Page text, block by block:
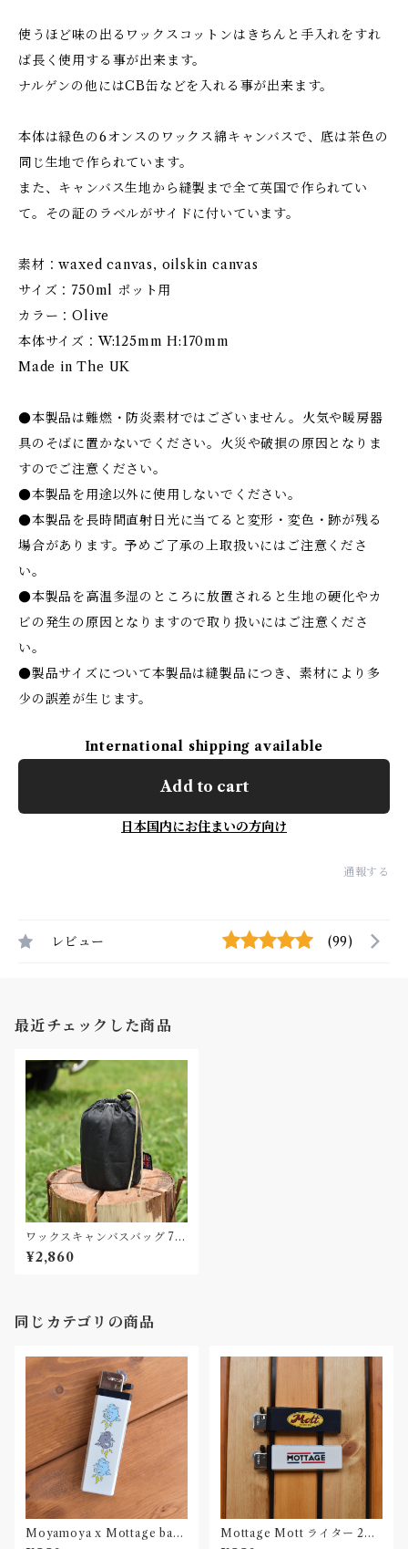
使うほど味の出るワックスコットンはきちんと手入れをすれ
ば長く使用する事が出来ます。
ナルゲンの他にはCB缶などを入れる事が出来ます。
本体は緑色の6オンスのワックス綿キャンバスで、底は茶色の
同じ生地で作られています。
また、キャンバス生地から縫製まで全て英国で作られてい
て。その証のラベルがサイドに付いています。
素材：waxed canvas, oilskin canvas
サイズ：750ml ポット用
カラー：Olive
本体サイズ：W:125mm H:170mm
Made in The UK
●本製品は難燃・防炎素材ではございません。火気や暖房器
具のそばに置かないでください。火災や破損の原因となりま
すのでご注意ください。
●本製品を用途以外に使用しないでください。
●本製品を長時間直射日光に当てると変形・変色・跡が残る
場合があります。予めご了承の上取扱いにはご注意くださ
い。
●本製品を高温多湿のところに放置されると生地の硬化やカ
ビの発生の原因となりますので取り扱いにはご注意くださ
い。
●製品サイズについて本製品は縫製品につき、素材により多
少の誤差が生じます。
International shipping available
Add to cart
日本国内にお住まいの方向け
通報する
レビュー (99)
最近チェックした商品
ワックスキャンバスバッグ 75
0ml ポット用 Made in UK
Waxed Canvas bag
¥2,860
同じカテゴリの商品
Moyamoya x Mottage bad
Mottage Mott ライター 2コ